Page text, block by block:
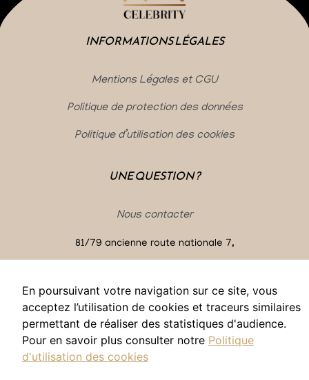
INFORMATIONS LÉGALES
Mentions Légales et CGU
Politique de protection des données
Politique d’utilisation des cookies
UNE QUESTION ?
Nous contacter
81/79 ancienne route nationale 7,
Téléphone :04 78 87 55 55
contact@mmkcelebrity.com
En poursuivant votre navigation sur ce site, vous
acceptez l’utilisation de cookies et traceurs similaires
permettant de réaliser des statistiques d'audience.
Pour en savoir plus consulter notre Politique
d'utilisation des cookies